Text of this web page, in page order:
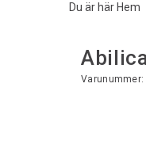
Du är här Hem
Varunummer: